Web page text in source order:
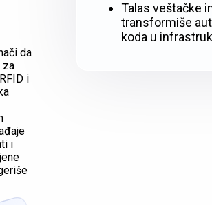
da
za
i
i
Talas veštačke
transformiše
koda u